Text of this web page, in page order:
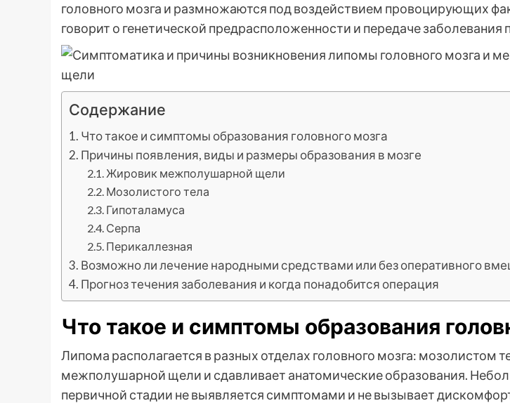
головного мозга и размножаются под воздействием провоцирующих
говорит о генетической предрасположенности и передаче заболевания
Содержание
Что такое и симптомы образования головного мозга
Причины появления, виды и размеры образования в мозге
Жировик межполушарной щели
Мозолистого тела
Гипоталамуса
Серпа
Перикаллезная
Возможно ли лечение народными средствами или без оперативного
Прогноз течения заболевания и когда понадобится операция
Что такое и симптомы образования
Липома располагается в разных отделах головного мозга: мозолистом
межполушарной щели и сдавливает анатомические образования.
первичной стадии не выявляется симптомами и не вызывает